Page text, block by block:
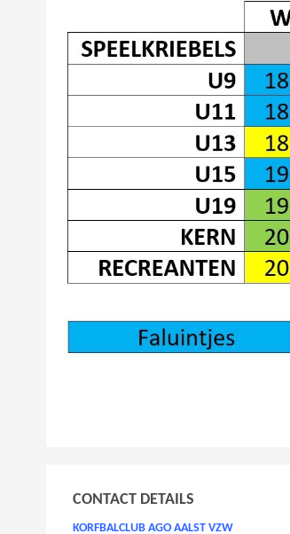
CONTACT DETAILS
KORFBALCLUB AGO AALST VZW